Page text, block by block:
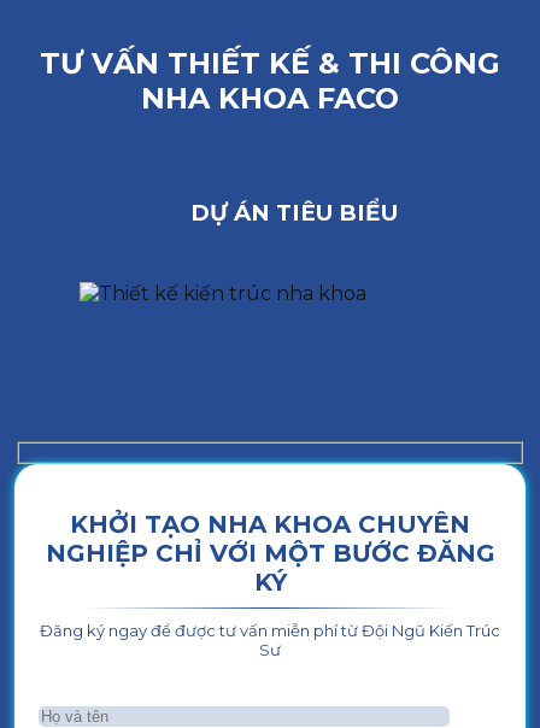
TƯ VẤN THIẾT KẾ & THI CÔNG
NHA KHOA FACO
DỰ ÁN TIÊU BIỂU
KHỞI TẠO NHA KHOA CHUYÊN
NGHIỆP CHỈ VỚI MỘT BƯỚC ĐĂNG
KÝ
Đăng ký ngay để được tư vấn miễn phí từ Đội Ngũ Kiến Trúc
Sư